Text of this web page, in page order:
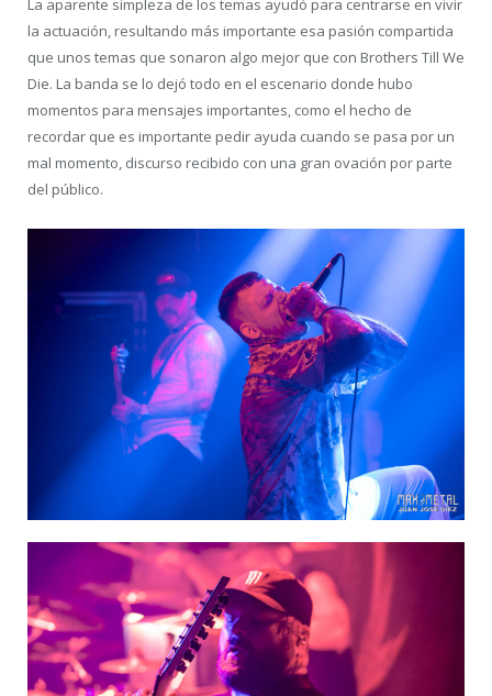
La aparente simpleza de los temas ayudó para centrarse en vivir
la actuación, resultando más importante esa pasión compartida
que unos temas que sonaron algo mejor que con Brothers Till We
Die. La banda se lo dejó todo en el escenario donde hubo
momentos para mensajes importantes, como el hecho de
recordar que es importante pedir ayuda cuando se pasa por un
mal momento, discurso recibido con una gran ovación por parte
del público.